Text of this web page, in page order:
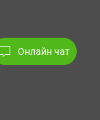
Онлайн чат